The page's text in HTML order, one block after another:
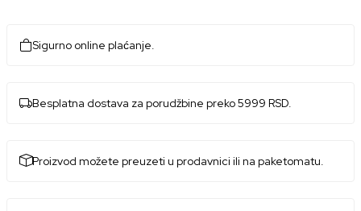
Sigurno online plaćanje.
Besplatna dostava za porudžbine preko 5999 RSD.
Proizvod možete preuzeti u prodavnici ili na paketomatu.